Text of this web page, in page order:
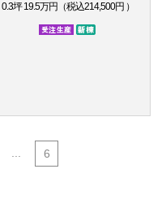
0.3坪 19.5万円（税込214,500円 ）
受注生産品
新棟
6